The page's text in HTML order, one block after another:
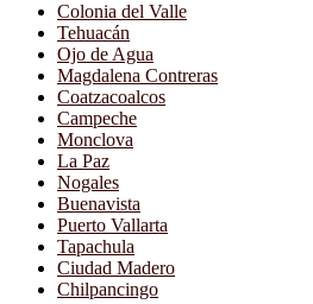
Colonia del Valle
Tehuacán
Ojo de Agua
Magdalena Contreras
Coatzacoalcos
Campeche
Monclova
La Paz
Nogales
Buenavista
Puerto Vallarta
Tapachula
Ciudad Madero
Chilpancingo